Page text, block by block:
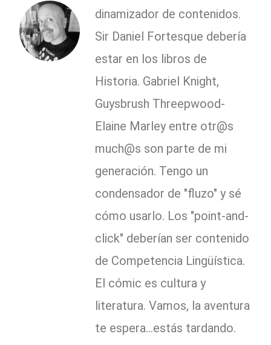
dinamizador de contenidos.
Sir Daniel Fortesque debería
estar en los libros de
Historia. Gabriel Knight,
Guysbrush Threepwood-
Elaine Marley entre otr@s
much@s son parte de mi
generación. Tengo un
condensador de "fluzo" y sé
cómo usarlo. Los "point-and-
click" deberían ser contenido
de Competencia Lingüística.
El cómic es cultura y
literatura. Vamos, la aventura
te espera...estás tardando.